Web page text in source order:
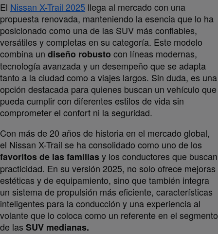
El Nissan X-Trail 2025 llega al mercado con una
propuesta renovada, manteniendo la esencia que lo ha
posicionado como una de las SUV más confiables,
versátiles y completas en su categoría. Este modelo
combina un diseño robusto con líneas modernas,
tecnología avanzada y un desempeño que se adapta
tanto a la ciudad como a viajes largos. Sin duda, es una
opción destacada para quienes buscan un vehículo que
pueda cumplir con diferentes estilos de vida sin
comprometer el confort ni la seguridad.
Con más de 20 años de historia en el mercado global,
el Nissan X-Trail se ha consolidado como uno de los
favoritos de las familiasy los conductores que buscan
practicidad. En su versión 2025, no solo ofrece mejoras
estéticas y de equipamiento, sino que también integra
un sistema de propulsión más eficiente, características
inteligentes para la conducción y una experiencia al
volante que lo coloca como un referente en el segmento
de las SUV medianas.